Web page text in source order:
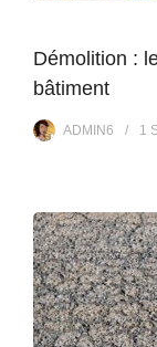
Démolition :
bâtiment
ADMIN6 1